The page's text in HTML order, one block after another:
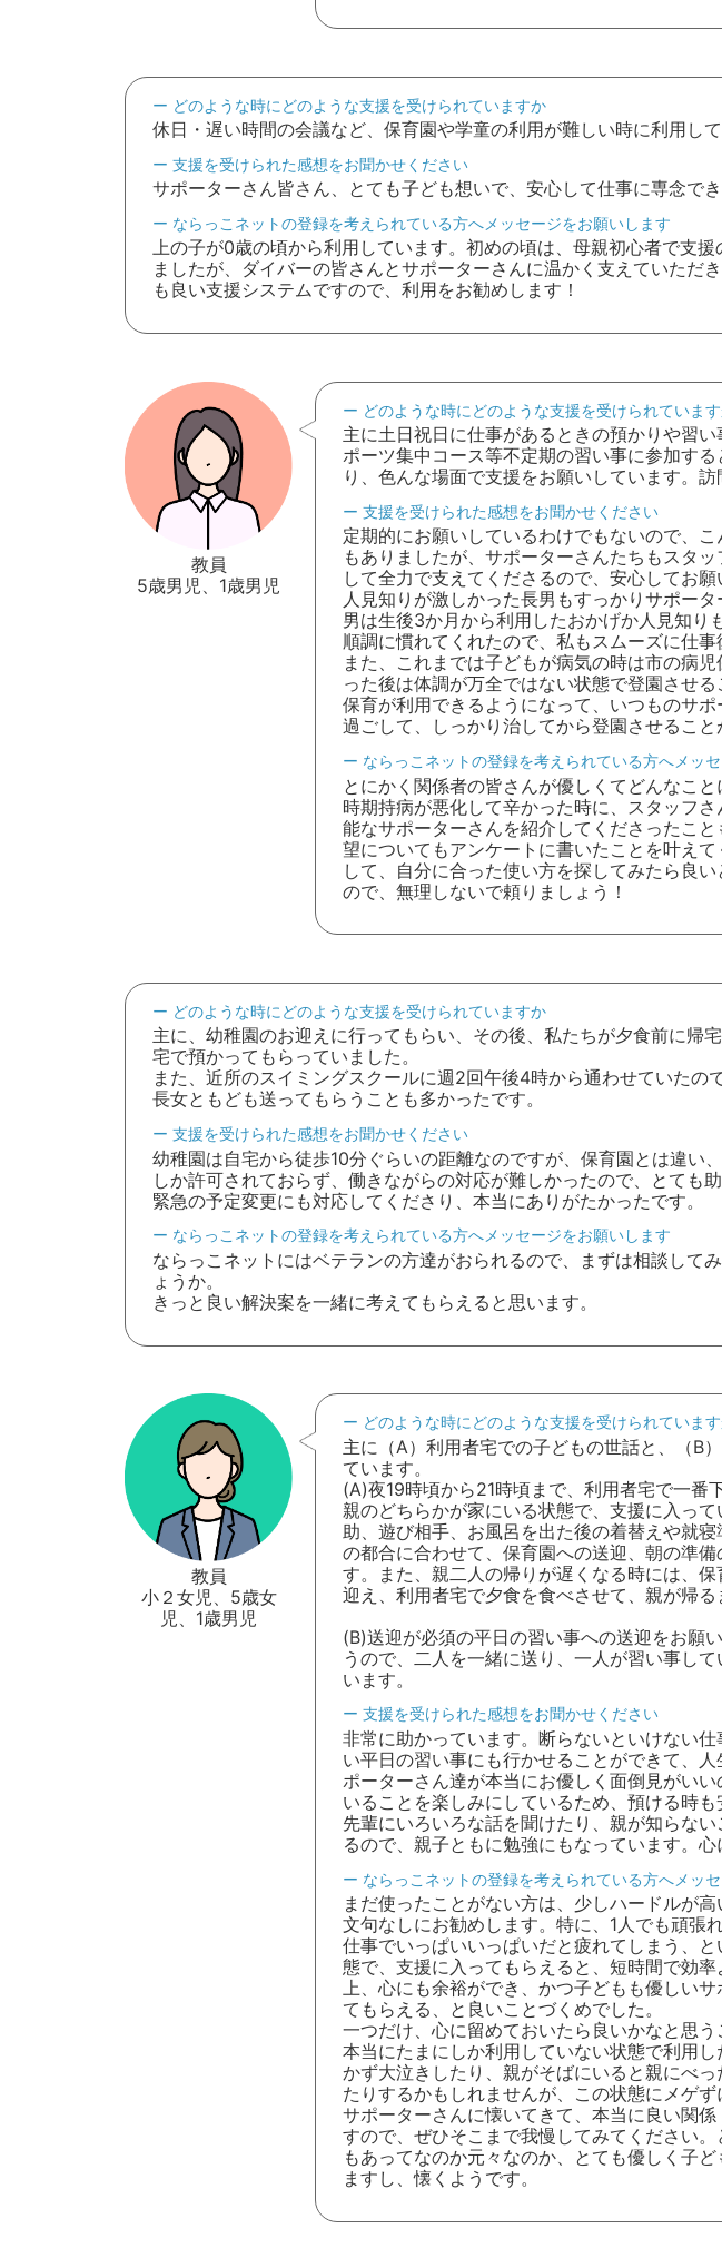
どのような時にどのような支援を受けられていますか
休日・遅い時間の会議など、保育園や学童の利用が難しい時に利用して
支援を受けられた感想をお聞かせください
サポーターさん皆さん、とても子ども想いで、安心して仕事に専念でき
ならっこネットの登録を考えられている方へメッセージをお願いします
上の子が0歳の頃から利用しています。初めの頃は、母親初心者で支援
ましたが、ダイバーの皆さんとサポーターさんに温かく支えていただ
も良い支援システムですので、利用をお勧めします！
教員
5歳男児、1歳男児
どのような時にどのような支援を受けられていま
主に土日祝日に仕事があるときの預かりや習
ポーツ集中コース等不定期の習い事に参加す
り、色んな場面で支援をお願いしています。訪
支援を受けられた感想をお聞かせください
定期的にお願いしているわけでもないので、
もありましたが、サポーターさんたちもスタ
して全力で支えてくださるので、安心してお願
人見知りが激しかった長男もすっかりサポー
男は生後3か月から利用したおかげか人見知り
順調に慣れてくれたので、私もスムーズに仕事
また、これまでは子どもが病気の時は市の病
った後は体調が万全ではない状態で登園させ
保育が利用できるようになって、いつものサ
過ごして、しっかり治してから登園させること
ならっこネットの登録を考えられている方へメッ
とにかく関係者の皆さんが優しくてどんなこ
時期持病が悪化して辛かった時に、スタッフ
能なサポーターさんを紹介してくださったこ
望についてもアンケートに書いたことを叶え
して、自分に合った使い方を探してみたら良
ので、無理しないで頼りましょう！
どのような時にどのような支援を受けられていますか
主に、幼稚園のお迎えに行ってもらい、その後、私たちが夕食前に帰
宅で預かってもらっていました。
また、近所のスイミングスクールに週2回午後4時から通わせていたので
長女ともども送ってもらうことも多かったです。
支援を受けられた感想をお聞かせください
幼稚園は自宅から徒歩10分ぐらいの距離なのですが、保育園とは違い
しか許可されておらず、働きながらの対応が難しかったので、とても助
緊急の予定変更にも対応してくださり、本当にありがたかったです。
ならっこネットの登録を考えられている方へメッセージをお願いします
ならっこネットにはベテランの方達がおられるので、まずは相談して
ょうか。
きっと良い解決案を一緒に考えてもらえると思います。
教員
小２女児、5歳女
児、1歳男児
どのような時にどのような支援を受けられていま
主に（A）利用者宅での子どもの世話と、（B
ています。
(A)夜19時頃から21時頃まで、利用者宅で一番
親のどちらかが家にいる状態で、支援に入っ
助、遊び相手、お風呂を出た後の着替えや就
の都合に合わせて、保育園への送迎、朝の準
す。また、親二人の帰りが遅くなる時には、
迎え、利用者宅で夕食を食べさせて、親が帰る
(B)送迎が必須の平日の習い事への送迎をお願
うので、二人を一緒に送り、一人が習い事し
います。
支援を受けられた感想をお聞かせください
非常に助かっています。断らないといけない
い平日の習い事にも行かせることができて、
ポーターさん達が本当にお優しく面倒見がい
いることを楽しみにしているため、預ける時
先輩にいろいろな話を聞けたり、親が知らな
るので、親子ともに勉強にもなっています。心
ならっこネットの登録を考えられている方へメッ
まだ使ったことがない方は、少しハードルが
文句なしにお勧めします。特に、1人でも頑張
仕事でいっぱいいっぱいだと疲れてしまう、
態で、支援に入ってもらえると、短時間で効
上、心にも余裕ができ、かつ子どもも優しい
てもらえる、と良いことづくめでした。
一つだけ、心に留めておいたら良いかなと思う
本当にたまにしか利用していない状態で利用
かず大泣きしたり、親がそばにいると親にべ
たりするかもしれませんが、この状態にメゲ
サポーターさんに懐いてきて、本当に良い関
すので、ぜひそこまで我慢してみてください
もあってなのか元々なのか、とても優しく子
ますし、懐くようです。